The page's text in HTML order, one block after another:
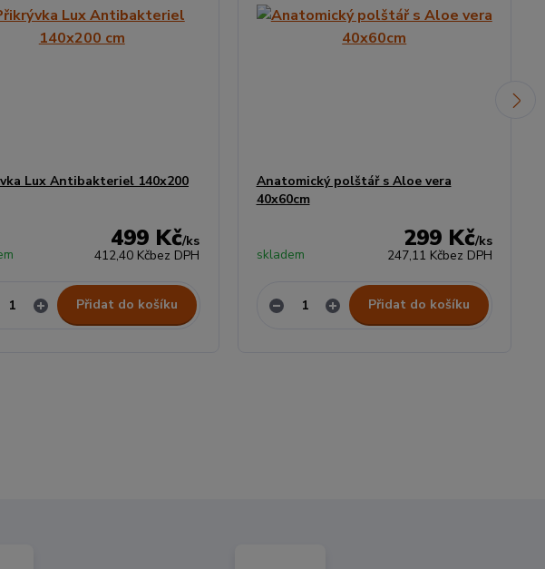
Lux Antibakteriel 140x200
499 Kč/ks
412,40 Kčbez DPH
Přidat do košíku
Anatomický polštář s Aloe vera
40x60cm
299 Kč/ks
247,11 Kčbez DPH
skladem
Přidat do košíku